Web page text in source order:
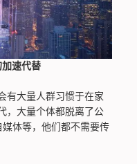
速代替
大量人群习惯于在家
，大量个体都脱离了公
体等，他们都不需要传